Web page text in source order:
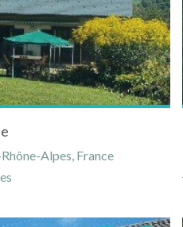
Alpes, France